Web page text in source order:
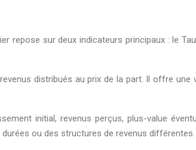
repose sur deux indicateurs principaux : le
distribués au prix de la part. Il offre
initial, revenus perçus, plus-value
ou des structures de revenus différentes.